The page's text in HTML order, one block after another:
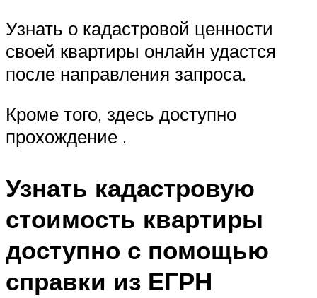
Узнать о кадастровой ценности
своей квартиры онлайн удастся
после направления запроса.
Кроме того, здесь доступно
прохождение .
Узнать кадастровую
стоимость квартиры
доступно с помощью
справки из ЕГРН